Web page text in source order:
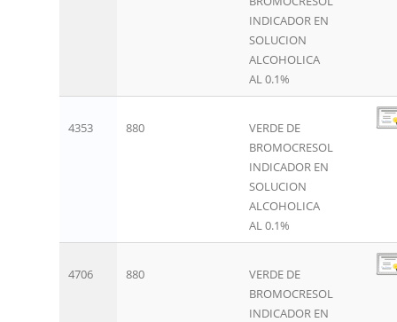
INDICADOR EN
SOLUCION
ALCOHOLICA
AL 0.1%
4353 880
VERDE DE
BROMOCRESOL
INDICADOR EN
SOLUCION
ALCOHOLICA
AL 0.1%
4706 880
VERDE DE
BROMOCRESOL
INDICADOR EN